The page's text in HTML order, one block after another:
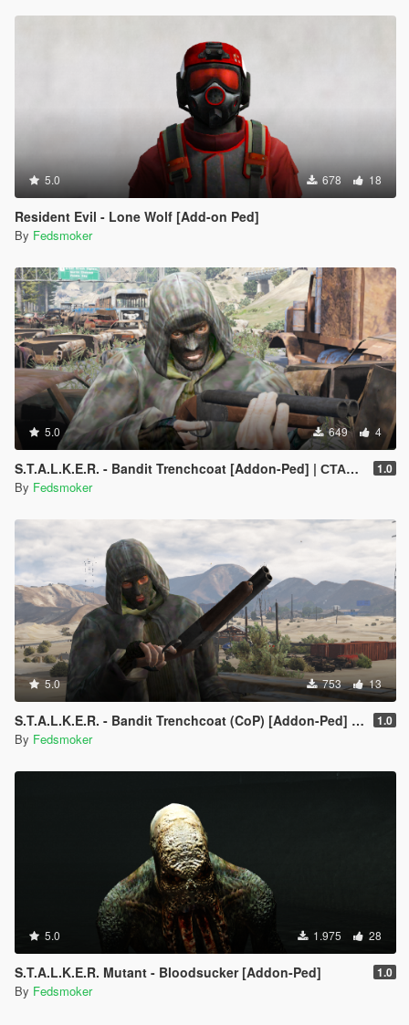
5.0 678 18
Resident Evil - Lone Wolf [Add-on Ped]
By Fedsmoker
5.0 649 4
S.T.A.L.K.E.R. - Bandit Trenchcoat [Addon-Ped] | СТАЛКЕР - Кожаный плащ 1.0
By Fedsmoker
5.0 753 13
S.T.A.L.K.E.R. - Bandit Trenchcoat (CoP) [Addon-Ped] Кожаный плащ 1.0
By Fedsmoker
5.0 1.975 28
S.T.A.L.K.E.R. Mutant - Bloodsucker [Addon-Ped] 1.0
By Fedsmoker